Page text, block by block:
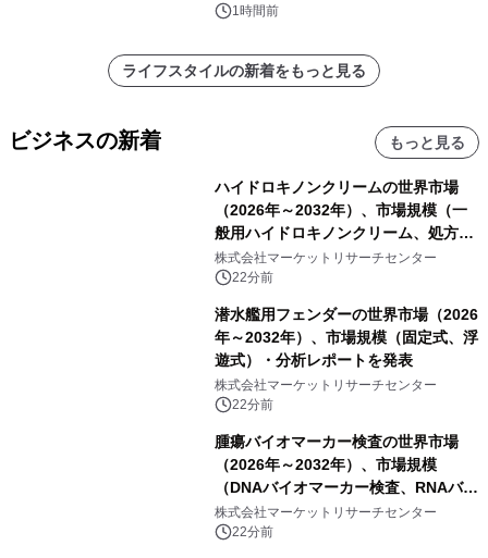
1時間前
ライフスタイルの新着をもっと見る
ビジネスの新着 もっと見る
ハイドロキノンクリームの世界市場
（2026年～2032年）、市場規模（一
般用ハイドロキノンクリーム、処方用
ハイドロキノンクリーム）・分析レポ
ートを発表
株式会社マーケットリサーチセンター
22分前
潜水艦用フェンダーの世界市場（2026
年～2032年）、市場規模（固定式、浮
遊式）・分析レポートを発表
株式会社マーケットリサーチセンター
22分前
腫瘍バイオマーカー検査の世界市場
（2026年～2032年）、市場規模
（DNAバイオマーカー検査、RNAバイ
オマーカー検査、タンパク質バイオマ
ーカー検査、細胞ベースのバイオマー
株式会社マーケットリサーチセンター
22分前